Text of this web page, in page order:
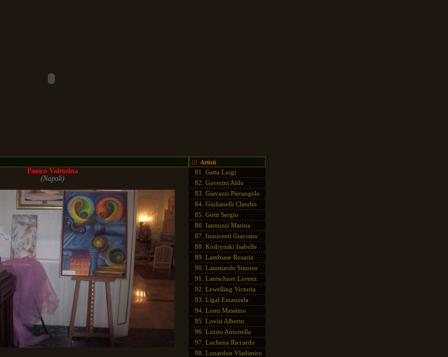
Panico Valentina
(Napoli)
Artisti
81. Gatta Luigi
82. Gaverini Aldo
83. Giavazzi Pierangelo
84. Giulianelli Claudio
85. Gotti Sergio
86. Iannuzzi Marina
87. Innocenti Giacomo
88. Kodrynski Isabelle
89. Lambiase Rosaria
90. Lammardo Simone
91. Lantschner Lorenz
92. Lewelling Victoria
93. Ligal Emanuela
94. Lomi Massimo
95. Lovisi Alberto
96. Lozito Antonella
97. Luchena Riccardo
98. Lunardon Vladimiro